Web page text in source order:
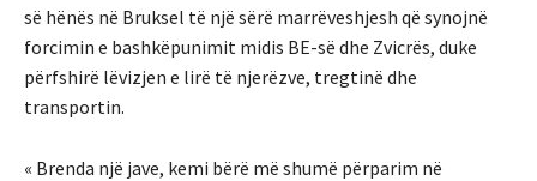
së hënës në Bruksel të një sërë marrëveshjesh që synojnë
forcimin e bashkëpunimit midis BE-së dhe Zvicrës, duke
përfshirë lëvizjen e lirë të njerëzve, tregtinë dhe
transportin.
« Brenda një jave, kemi bërë më shumë përparim në